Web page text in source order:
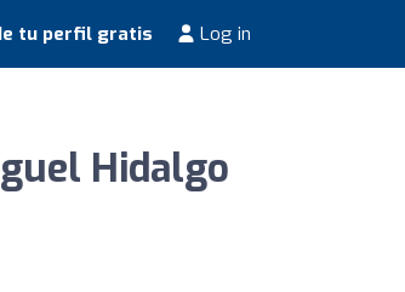
tu perfil gratis Log in
Hidalgo